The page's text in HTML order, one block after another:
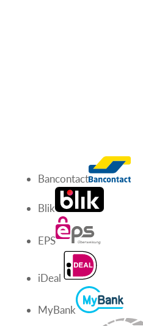
Bancontact
Blik
EPS
iDeal
MyBank